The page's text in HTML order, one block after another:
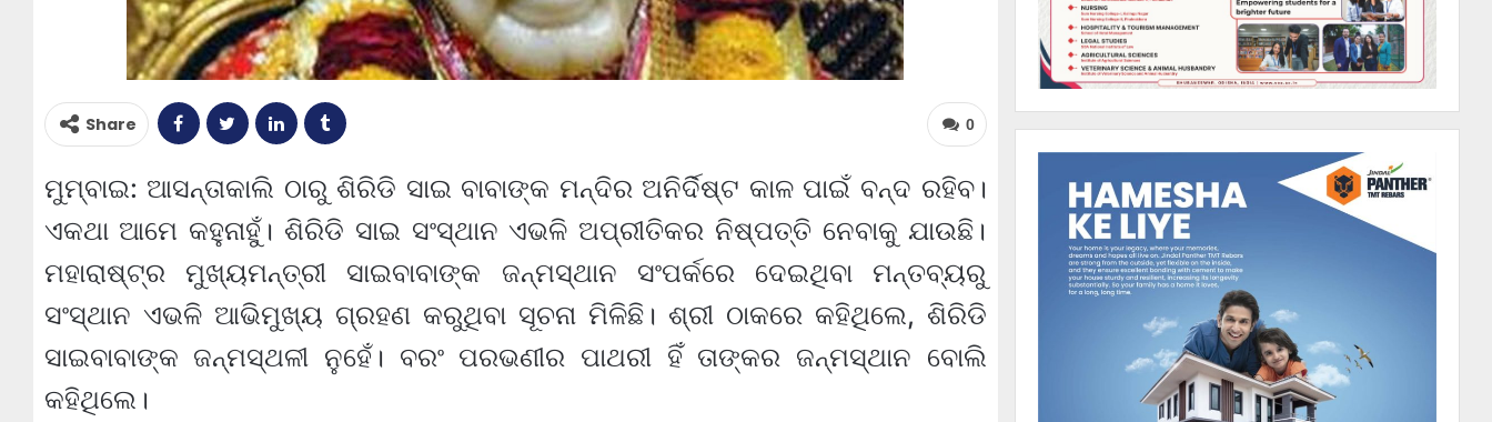
0
Share
ମୁମ୍ବାଇ: ଆସନ୍ତାକାଲି ଠାରୁ ଶିରିଡି ସାଇ ବାବାଙ୍କ ମନ୍ଦିର ଅନିର୍ଦିଷ୍ଟ କାଳ ପାଇଁ ବନ୍ଦ ରହିବ।
ଏକଥା ଆମେ କହୁନାହୁଁ। ଶିରିଡି ସାଇ ସଂସ୍ଥାନ ଏଭଳି ଅପ୍ରୀତିକର ନିଷ୍ପତ୍ତି ନେବାକୁ ଯାଉଛି।
ମହାରାଷ୍ଟ୍ର ମୁଖ୍ୟମନ୍ତ୍ରୀ ସାଇବାବାଙ୍କ ଜନ୍ମସ୍ଥାନ ସଂପର୍କରେ ଦେଇଥିବା ମନ୍ତବ୍ୟରୁ
ସଂସ୍ଥାନ ଏଭଳି ଆଭିମୁଖ୍ୟ ଗ୍ରହଣ କରୁଥିବା ସୂଚନା ମିଳିଛି। ଶ୍ରୀ ଠାକରେ କହିଥିଲେ, ଶିରିଡି
ସାଇବାବାଙ୍କ ଜନ୍ମସ୍ଥଳୀ ନୁହେଁ। ବରଂ ପରଭଣୀର ପାଥରୀ ହିଁ ତାଙ୍କର ଜନ୍ମସ୍ଥାନ ବୋଲି
କହିଥିଲେ।